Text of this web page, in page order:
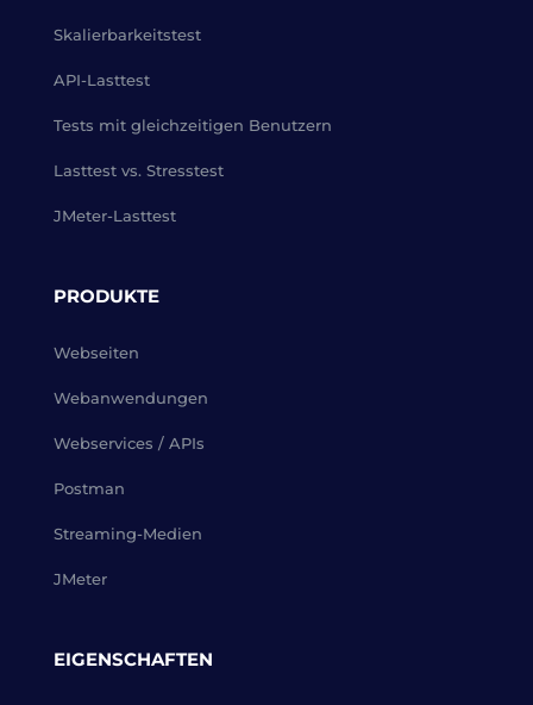
Skalierbarkeitstest
API-Lasttest
Tests mit gleichzeitigen Benutzern
Lasttest vs. Stresstest
JMeter-Lasttest
PRODUKTE
Webseiten
Webanwendungen
Webservices / APIs
Postman
Streaming-Medien
JMeter
EIGENSCHAFTEN